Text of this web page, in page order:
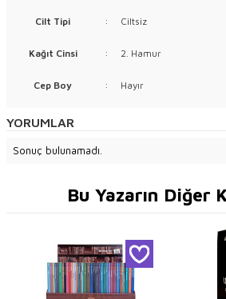
Cilt Tipi : Ciltsiz
Kağıt Cinsi : 2. Hamur
Cep Boy : Hayır
YORUMLAR
Sonuç bulunamadı.
Bu Yazarın Diğer